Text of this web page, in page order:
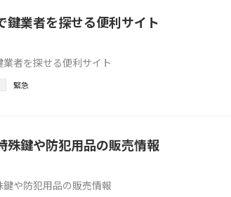
鍵業者を探せる便利サイト
者を探せる便利サイト
緊急
殊鍵や防犯用品の販売情報
鍵や防犯用品の販売情報